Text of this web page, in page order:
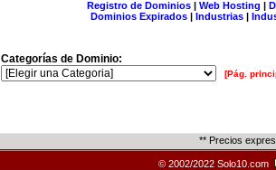
Registro de Dominios| Web Hosting |
Dominios Expirados | Industrias |
Categorías de Dominio:
[Pág.
** Precios
© 2002/2022 Solo10.com